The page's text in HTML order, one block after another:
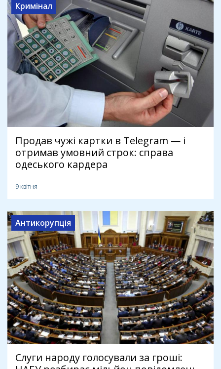
Кримінал
Продав чужі картки в Telegram — і
отримав умовний строк: справа
одеського кардера
9 квітня
Антикорупція
Слуги народу голосували за гроші: